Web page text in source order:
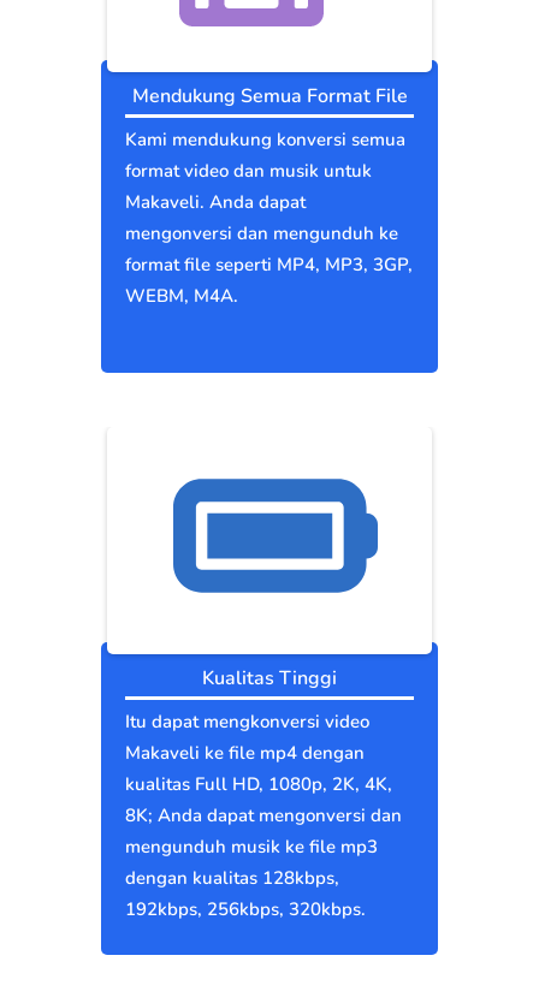
Mendukung Semua Format File
Kami mendukung konversi semua
format video dan musik untuk
Makaveli. Anda dapat
mengonversi dan mengunduh ke
format file seperti MP4, MP3, 3GP,
WEBM, M4A.
Kualitas Tinggi
Itu dapat mengkonversi video
Makaveli ke file mp4 dengan
kualitas Full HD, 1080p, 2K, 4K,
8K; Anda dapat mengonversi dan
mengunduh musik ke file mp3
dengan kualitas 128kbps,
192kbps, 256kbps, 320kbps.